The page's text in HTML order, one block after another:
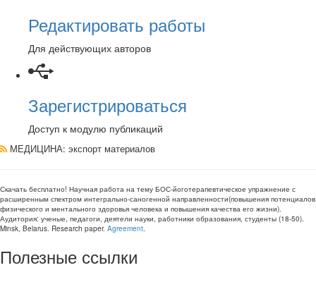
Редактировать работы
Для действующих авторов
Зарегистрироваться
Доступ к модулю публикаций
МЕДИЦИНА: экспорт материалов
Скачать бесплатно! Научная работа на тему БОС-йоготерапевтическое упражнение с
расширенным спектром интегрально-саногенной направленности(повышения потенциалов
физического и ментального здоровья человека и повышения качества его жизни).
Аудитория: ученые, педагоги, деятели науки, работники образования, студенты (18-50).
Minsk, Belarus. Research paper. Agreement.
Полезные ссылки